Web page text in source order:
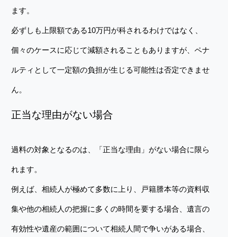
ます。
必ずしも上限額である10万円が科されるわけではなく、
個々のケースに応じて減額されることもありますが、ペナ
ルティとして一定額の負担が生じる可能性は否定できませ
ん。
正当な理由がない場合
過料の対象となるのは、「正当な理由」がない場合に限ら
れます。
例えば、相続人が極めて多数に上り、戸籍謄本等の資料収
集や他の相続人の把握に多くの時間を要する場合、遺言の
有効性や遺産の範囲について相続人間で争いがある場合、